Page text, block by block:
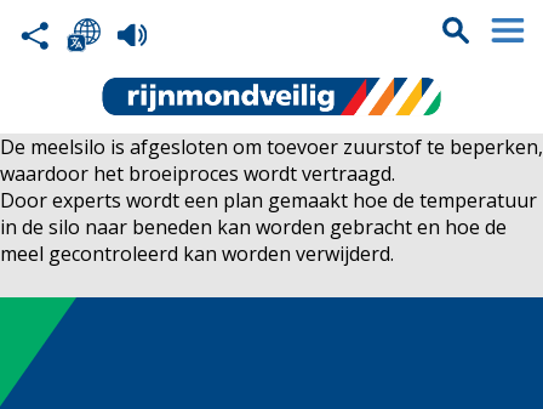
De meelsilo is afgesloten om toevoer zuurstof te beperken,
waardoor het broeiproces wordt vertraagd.
Door experts wordt een plan gemaakt hoe de temperatuur
in de silo naar beneden kan worden gebracht en hoe de
meel gecontroleerd kan worden verwijderd.